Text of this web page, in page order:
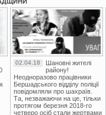
02.04.18
Шановні жителі
району!
Неодноразово працівники
Бершадського відділу поліції
повідомляли про шахраїв.
Та, незважаючи на це, тільки
протягом березня 2018-го
четверо осіб стали жертвами